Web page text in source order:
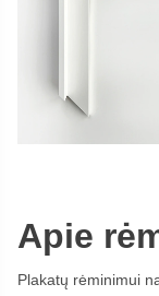
Apie
Plakatų rėminimui